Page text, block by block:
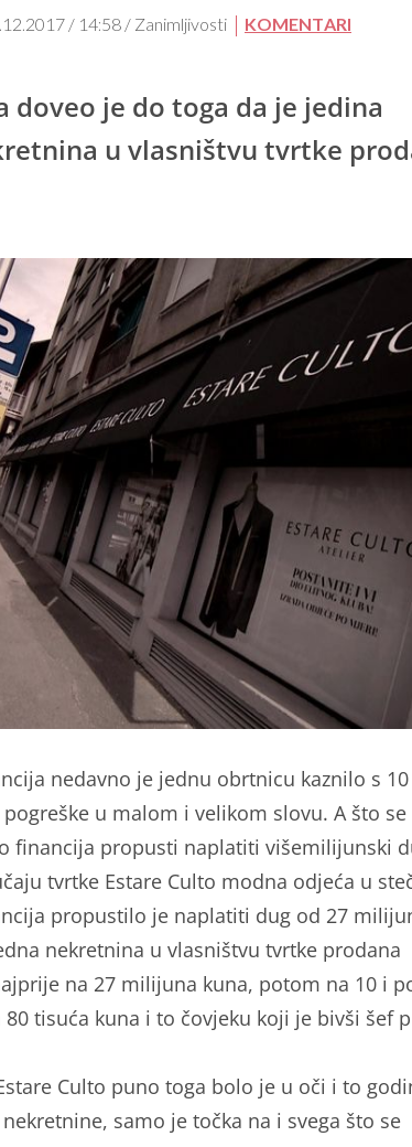
/ 14:58 / Zanimljivosti KOMENTARI
doveo je do toga da je jedina
u vlasništvu tvrtke
nedavno je jednu obrtnicu kaznilo s 10
pogreške u malom i velikom slovu. A što
financija propusti naplatiti višemilijunski
tvrtke Estare Culto modna odjeća u
propustilo je naplatiti dug od 27
nekretnina u vlasništvu tvrtke prodana
na 27 milijuna kuna, potom na 10 i
tisuća kuna i to čovjeku koji je bivši šef
Culto puno toga bolo je u oči i to
samo je točka na i svega što se